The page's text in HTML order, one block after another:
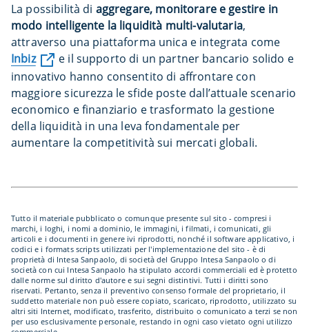
La possibilità di aggregare, monitorare e gestire in
modo intelligente la liquidità multi-valutaria,
attraverso una piattaforma unica e integrata come
Inbiz
e il supporto di un partner bancario solido e
innovativo hanno consentito di affrontare con
maggiore sicurezza le sfide poste dall’attuale scenario
economico e finanziario e trasformato la gestione
della liquidità in una leva fondamentale per
aumentare la competitività sui mercati globali.
Tutto il materiale pubblicato o comunque presente sul sito - compresi i
marchi, i loghi, i nomi a dominio, le immagini, i filmati, i comunicati, gli
articoli e i documenti in genere ivi riprodotti, nonché il software applicativo, i
codici e i formats scripts utilizzati per l'implementazione del sito - è di
proprietà di Intesa Sanpaolo, di società del Gruppo Intesa Sanpaolo o di
società con cui Intesa Sanpaolo ha stipulato accordi commerciali ed è protetto
dalle norme sul diritto d'autore e sui segni distintivi. Tutti i diritti sono
riservati. Pertanto, senza il preventivo consenso formale del proprietario, il
suddetto materiale non può essere copiato, scaricato, riprodotto, utilizzato su
altri siti Internet, modificato, trasferito, distribuito o comunicato a terzi se non
per uso esclusivamente personale, restando in ogni caso vietato ogni utilizzo